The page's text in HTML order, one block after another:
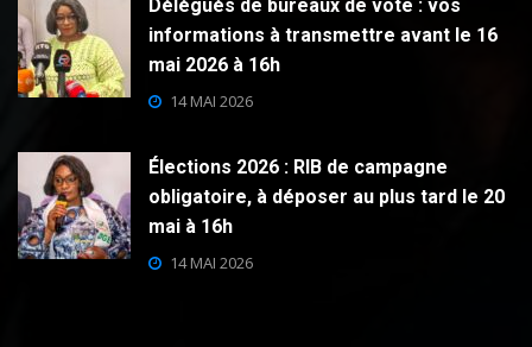
Délégués de bureaux de vote : vos
informations à transmettre avant le 16
mai 2026 à 16h
14 MAI 2026
Élections 2026 : RIB de campagne
obligatoire, à déposer au plus tard le 20
mai à 16h
14 MAI 2026